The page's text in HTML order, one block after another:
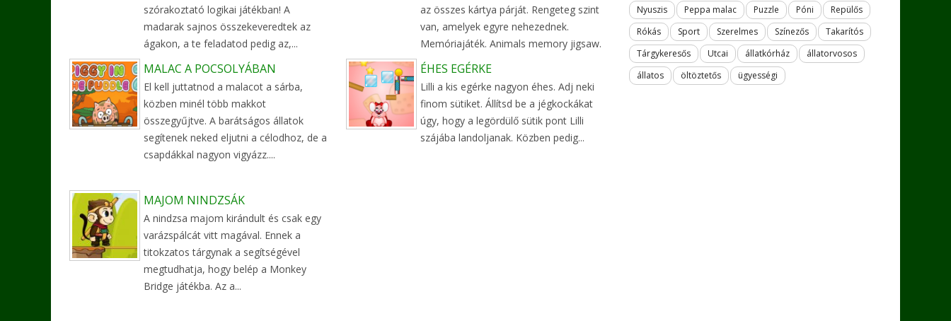
szórakoztató logikai játékban! A
madarak sajnos összekeveredtek az
ágakon, a te feladatod pedig az,...
az összes kártya párját. Rengeteg szint
van, amelyek egyre nehezednek.
Memóriajáték. Animals memory jigsaw.
MALAC A POCSOLYÁBAN
El kell juttatnod a malacot a sárba,
közben minél több makkot
összegyűjtve. A barátságos állatok
segítenek neked eljutni a célodhoz, de a
csapdákkal nagyon vigyázz....
ÉHES EGÉRKE
Lilli a kis egérke nagyon éhes. Adj neki
finom sütiket. Állítsd be a jégkockákat
úgy, hogy a legördülő sütik pont Lilli
szájába landoljanak. Közben pedig...
MAJOM NINDZSÁK
A nindzsa majom kirándult és csak egy
varázspálcát vitt magával. Ennek a
titokzatos tárgynak a segítségével
megtudhatja, hogy belép a Monkey
Bridge játékba. Az a...
Nyuszis
Peppa malac Puzzle Póni
Repülős
Rókás
Sport Szerelmes Színezős
Takarítós
Tárgykeresős
Utcai állatkórház
állatorvosos
állatos
öltöztetős ügyességi